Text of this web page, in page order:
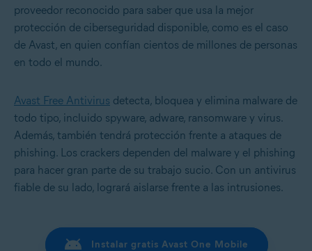
proveedor reconocido para saber que usa la mejor
protección de ciberseguridad disponible, como es el caso
de Avast, en quien confían cientos de millones de personas
en todo el mundo.
Avast Free Antivirus detecta, bloquea y elimina malware de
todo tipo, incluido spyware, adware, ransomware y virus.
Además, también tendrá protección frente a ataques de
phishing. Los crackers dependen del malware y el phishing
para hacer gran parte de su trabajo sucio. Con un antivirus
fiable de su lado, logrará aislarse frente a las intrusiones.
Instalar gratis Avast One Mobile